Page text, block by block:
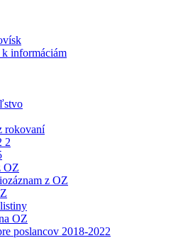
informáciám
rokovaní
2
OZ
z OZ
OZ
poslancov 2018-2022